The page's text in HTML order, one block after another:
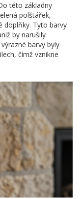
této základny
polštářek,
doplňky. Tyto barvy
by narušily
barvy byly
čímž vznikne